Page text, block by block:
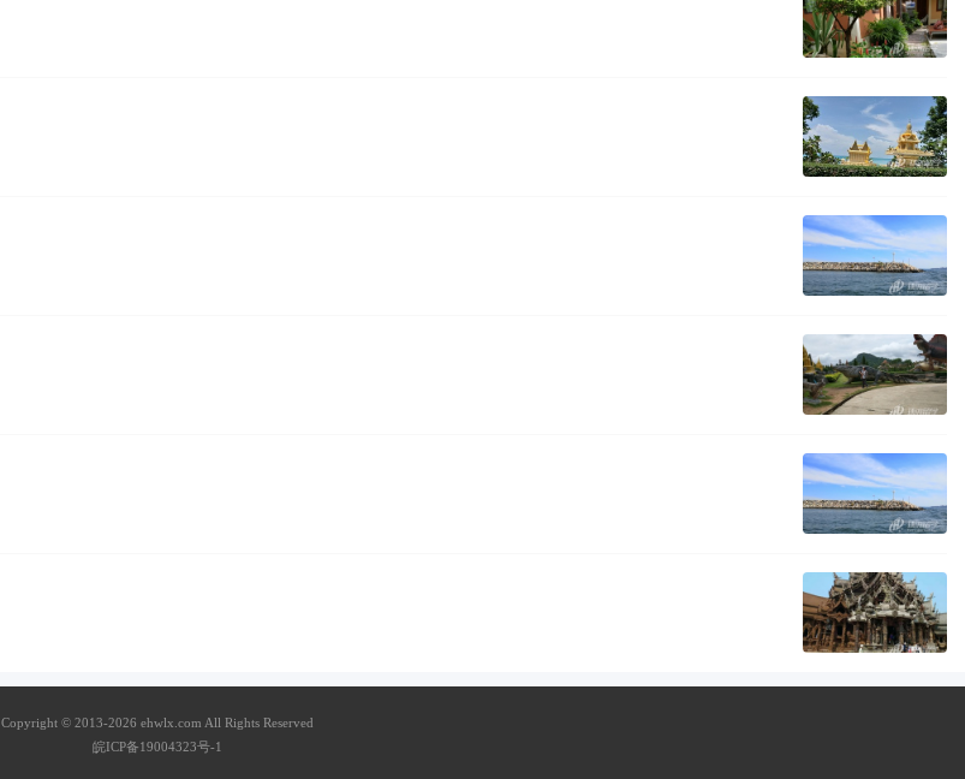
Copyright © 2013-2026 ehwlx.com All Rights Reserved
皖ICP备19004323号-1